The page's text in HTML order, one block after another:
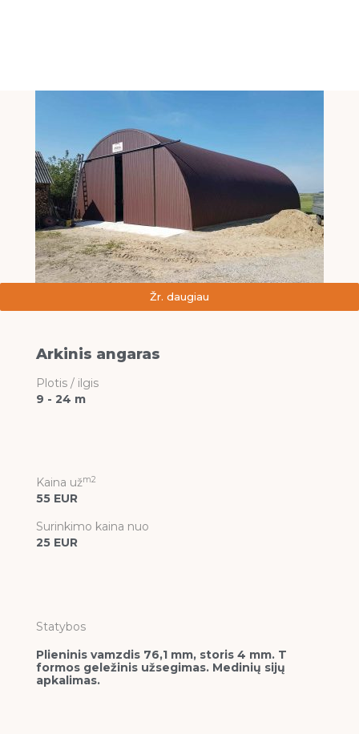
Žr. daugiau
Arkinis angaras
Plotis / ilgis
9 - 24 m
Kaina užm2
55 EUR
Surinkimo kaina nuo
25 EUR
Statybos
Plieninis vamzdis 76,1 mm, storis 4 mm. T
formos geležinis užsegimas. Medinių sijų
apkalimas.